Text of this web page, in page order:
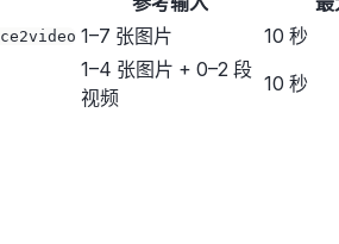
1–7 张图片 10 秒
1–4 张图片 + 0–2 段
视频
10 秒